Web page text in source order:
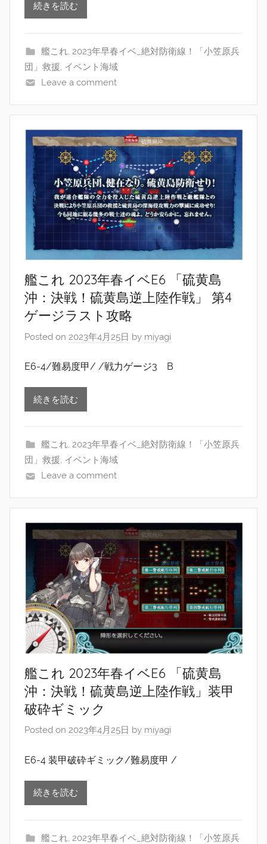
続きを読む
艦これ, 2023年早春イベ_絶対防衛線！「小笠原兵
団」救援, イベント海域
Leave a comment
艦これ 2023年春イベE6 「硫黄島
沖：決戦！硫黄島逆上陸作戦」 第4
ゲージラスト攻略
Posted on 2023年4月25日 by miyagi
E6-4/難易度甲/ /戦力ゲージ3 B
続きを読む
艦これ, 2023年早春イベ_絶対防衛線！「小笠原兵
団」救援, イベント海域
Leave a comment
艦これ 2023年春イベE6 「硫黄島
沖：決戦！硫黄島逆上陸作戦」装甲
破砕ギミック
Posted on 2023年4月25日 by miyagi
E6-4 装甲破砕ギミック/難易度甲 /
続きを読む
艦これ, 2023年早春イベ_絶対防衛線！「小笠原兵